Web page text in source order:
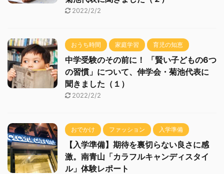
2022/2/2
おうち時間 家庭学習 育児の知恵
中学受験のその前に！ 「賢い子どもの6つ
の習慣」について、伸学会・菊池代表に
聞きました（１）
2022/2/2
おでかけ ファッション 入学準備
【入学準備】期待を裏切らない良さに感
激。南青山「カラフルキャンディスタイ
ル」体験レポート